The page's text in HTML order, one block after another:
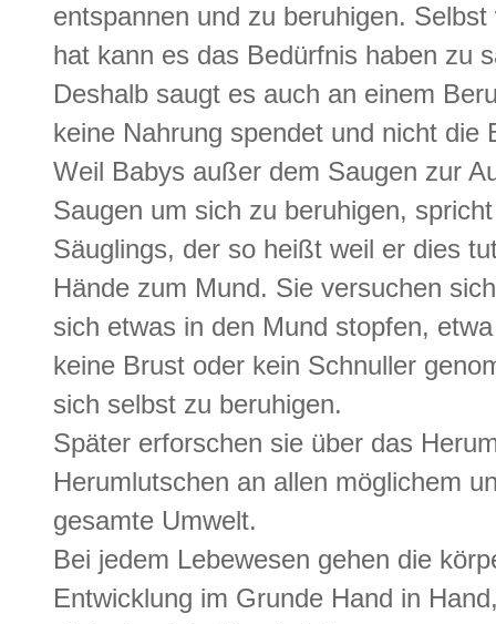
entspannen und zu beruhigen.
hat kann es das Bedürfnis haben zu
Deshalb saugt es auch an einem
keine Nahrung spendet und nicht die
Weil Babys außer dem Saugen zur
Saugen um sich zu beruhigen,
Säuglings, der so heißt weil er dies
Hände zum Mund. Sie versuchen
sich etwas in den Mund stopfen,
keine Brust oder kein Schnuller
sich selbst zu beruhigen.
Später erforschen sie über das
Herumlutschen an allen möglichem
gesamte Umwelt.
Bei jedem Lebewesen gehen die
Entwicklung im Grunde Hand in